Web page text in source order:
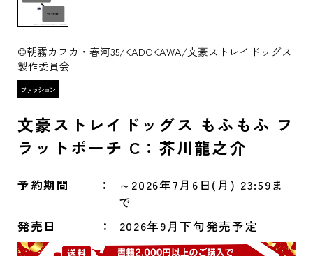
©朝霧カフカ・春河35/KADOKAWA/文豪ストレイドッグス
製作委員会
文豪ストレイドッグス もふもふ フ
ラットポーチ C：芥川龍之介
予約期間
～2026年7月6日(月) 23:59ま
で
発売日
2026年9月下旬発売予定